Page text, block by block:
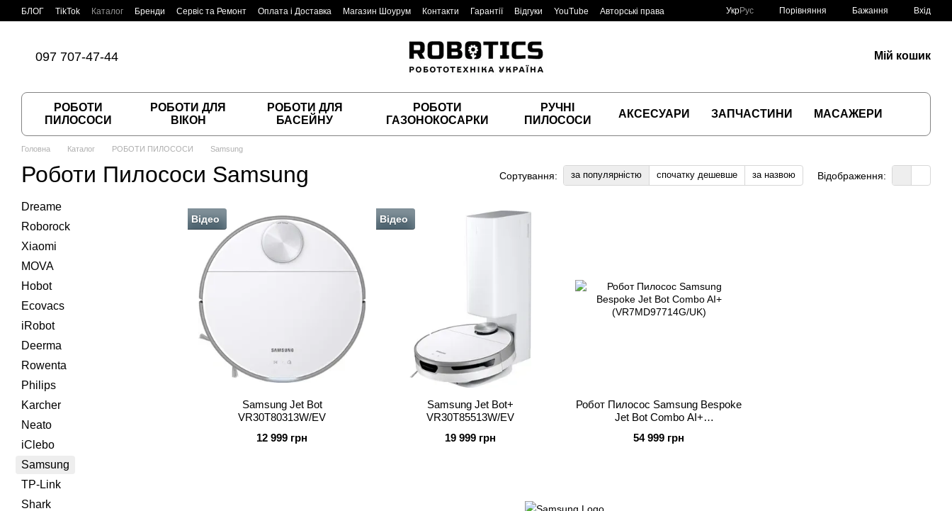
Перейти до основного контенту
БЛОГ TikTok Каталог Бренди Сервіс та Ремонт Оплата і Доставка Магазин Шоурум Контакти Гарантії Відгуки YouTube
Авторські права
УкрРус Порівняння Бажання Вхід
097 707-47-44 Мій кошик
РОБОТИ
ПИЛОСОСИ
РОБОТИ ДЛЯ
ВІКОН
РОБОТИ ДЛЯ
БАСЕЙНУ
РОБОТИ
ГАЗОНОКОСАРКИ
РУЧНІ
ПИЛОСОСИ
АКСЕСУАРИ ЗАПЧАСТИНИ МАСАЖЕРИ
Головна Каталог РОБОТИ ПИЛОСОСИ Samsung
Роботи Пилососи Samsung Сортування: за популярністю спочатку дешевше за назвою Відображення:
Відео
Samsung Jet Bot
VR30T80313W/EV
12 999 грн
Відео
Samsung Jet Bot+
VR30T85513W/EV
19 999 грн
Робот Пилосос Samsung Bespoke
Jet Bot Combo AI+
54 999 грн
Dreame
Roborock
Xiaomi
MOVA
Hobot
Ecovacs
iRobot
Deerma
Rowenta
Philips
Karcher
Neato
iClebo
Samsung
TP-Link
Shark